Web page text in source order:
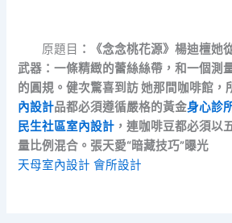
原題目 ：《念念桃花源》楊迪檀她
武器：一條精緻的蕾絲絲帶，和一個測
的圓規。健次驚喜到訪 她那間咖啡館，
內設計品都必須遵循嚴格的黃金身心診
民生社區室內設計 ，連咖啡豆都必須以
量比例混合。張天愛“暗藏技巧”曝光
天母室內設計 會所設計